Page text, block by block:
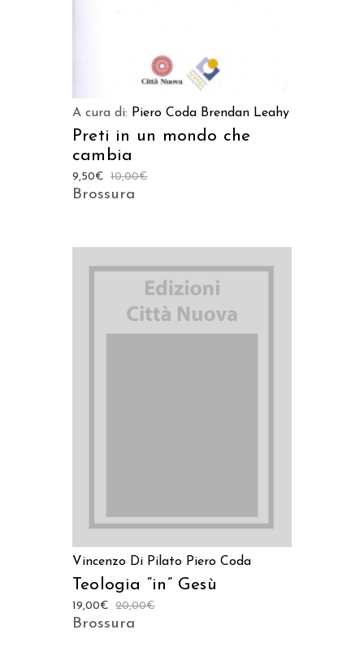
A cura di: Piero Coda Brendan Leahy
Preti in un mondo che
cambia
10,00€
9,50€
Brossura
Vincenzo Di Pilato Piero Coda
Teologia “in” Gesù
20,00€
19,00€
Brossura